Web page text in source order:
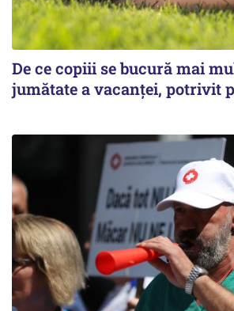
De ce copiii se bucură mai
jumătate a vacanței, potrivit